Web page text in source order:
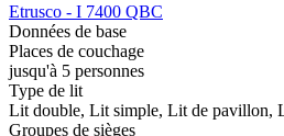
Etrusco - I 7400 QBC
Données de base
Places de couchage
jusqu'à 5 personnes
Type de lit
Lit double, Lit simple, Lit de pavillon,
Groupes de sièges